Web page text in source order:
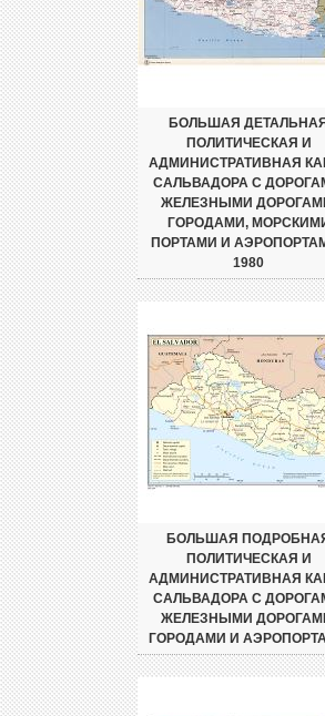
БОЛЬШАЯ
ПОЛИТИЧЕСКАЯ И
АДМИНИСТРАТИВНАЯ
САЛЬВАДОРА С
ЖЕЛЕЗНЫМИ
ГОРОДАМИ,
ПОРТАМИ И
1980
БОЛЬШАЯ
ПОЛИТИЧЕСКАЯ И
АДМИНИСТРАТИВНАЯ
САЛЬВАДОРА С
ЖЕЛЕЗНЫМИ
ГОРОДАМИ И